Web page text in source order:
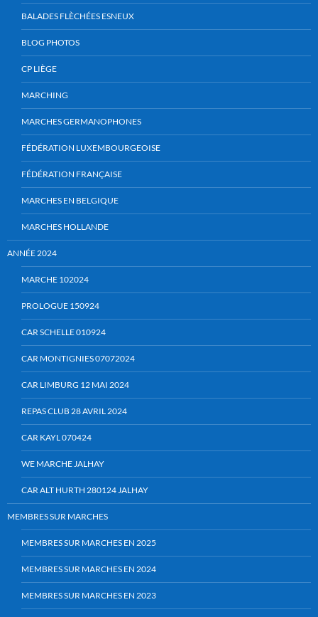
BALADES FLÈCHÉES ESNEUX
BLOG PHOTOS
CP LIÈGE
MARCHING
MARCHES GERMANOPHONES
FÉDÉRATION LUXEMBOURGEOISE
FÉDÉRATION FRANÇAISE
MARCHES EN BELGIQUE
MARCHES HOLLANDE
ANNÉE 2024
MARCHE 102024
PROLOGUE 150924
CAR SCHELLE 010924
CAR MONTIGNIES 07072024
CAR LIMBURG 12 MAI 2024
REPAS CLUB 28 AVRIL 2024
CAR KAYL 070424
WE MARCHE JALHAY
CAR ALT HURTH 280124 JALHAY
MEMBRES SUR MARCHES
MEMBRES SUR MARCHES EN 2025
MEMBRES SUR MARCHES EN 2024
MEMBRES SUR MARCHES EN 2023